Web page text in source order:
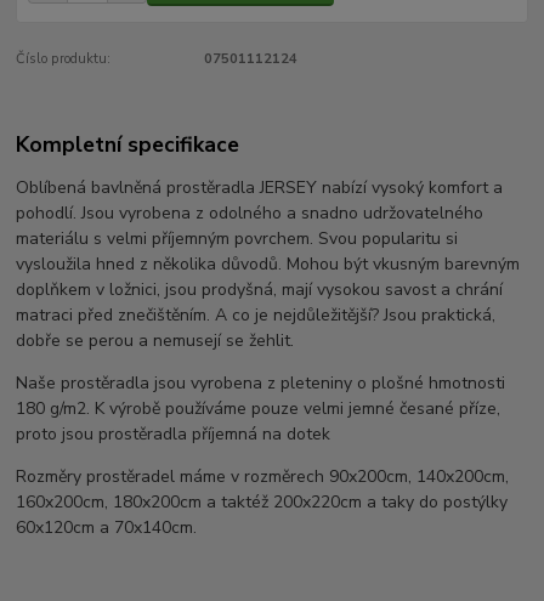
Číslo produktu: 07501112124
Kompletní specifikace
Oblíbená bavlněná prostěradla JERSEY nabízí vysoký komfort a
pohodlí. Jsou vyrobena z odolného a snadno udržovatelného
materiálu s velmi příjemným povrchem. Svou popularitu si
vysloužila hned z několika důvodů. Mohou být vkusným barevným
doplňkem v ložnici, jsou prodyšná, mají vysokou savost a chrání
matraci před znečištěním. A co je nejdůležitější? Jsou praktická,
dobře se perou a nemusejí se žehlit.
Naše prostěradla jsou vyrobena z pleteniny o plošné hmotnosti
180 g/m2. K výrobě používáme pouze velmi jemné česané příze,
proto jsou prostěradla příjemná na dotek
Rozměry prostěradel máme v rozměrech 90x200cm, 140x200cm,
160x200cm, 180x200cm a taktéž 200x220cm a taky do postýlky
60x120cm a 70x140cm.